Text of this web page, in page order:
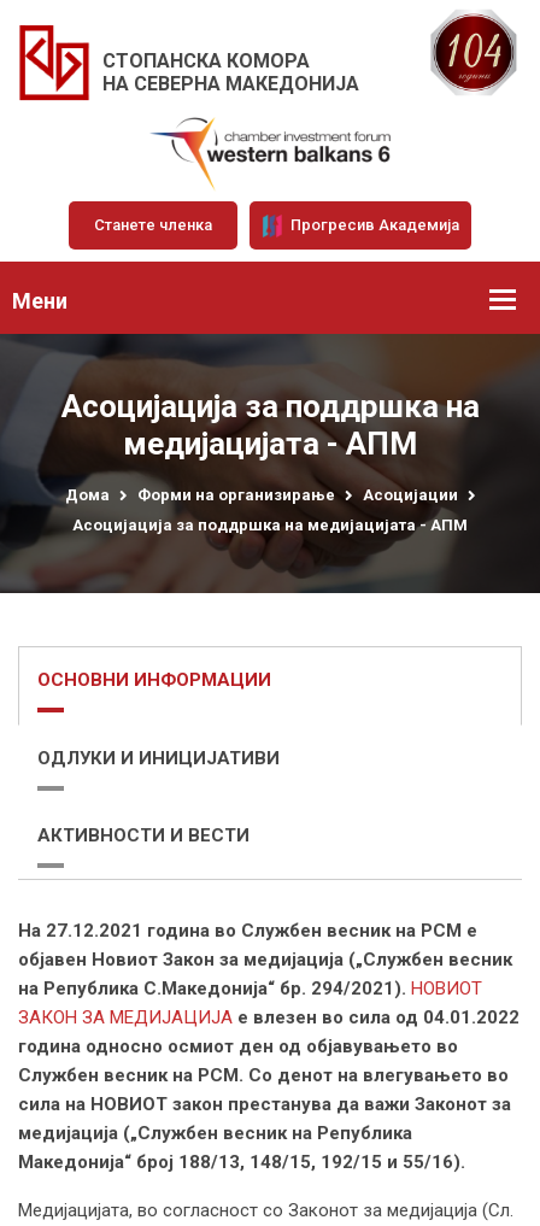
СТОПАНСКА КОМОРА
НА СЕВЕРНА МАКЕДОНИЈА
Станете членка Прогресив Академија
Мени
Асоцијација за поддршка на
медијацијата - АПМ
Дома Форми на организирање
Асоцијации
Асоцијација за поддршка на медијацијата - АПМ
ОСНОВНИ ИНФОРМАЦИИ
ОДЛУКИ И ИНИЦИЈАТИВИ
АКТИВНОСТИ И ВЕСТИ
На 27.12.2021 година во Службен весник на РСМ е
објавен Новиот Закон за медијација („Службен весник
на Република С.Мaкедонија“ бр. 294/2021). НОВИОТ
ЗАКОН ЗА МЕДИЈАЦИЈА е влезен во сила од 04.01.2022
година односно осмиот ден од објавувањето во
Службен весник на РСМ. Со денот на влегувањето во
сила на НОВИОТ закон престанува да важи Законот за
медијација („Службен весник на Република
Македонија“ број 188/13, 148/15, 192/15 и 55/16).
Медијацијата, во согласност со Законот за медијација (Сл.